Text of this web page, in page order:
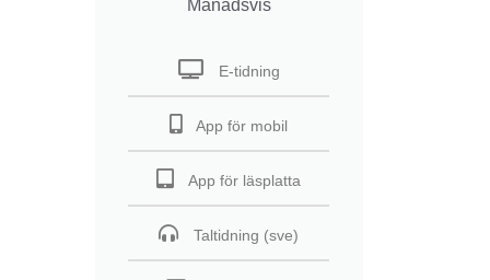
Månadsvis
E-tidning
App för mobil
App för läsplatta
Taltidning (sve)